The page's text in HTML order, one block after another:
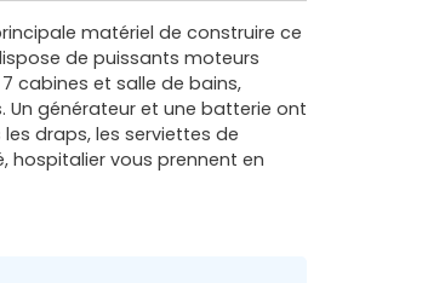
matériel de construire ce
de puissants moteurs
cabines et salle de bains,
générateur et une batterie ont
draps, les serviettes de
hospitalier vous prennent en